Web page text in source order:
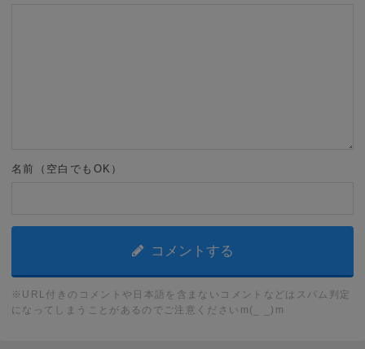
名前（空白でもOK）
※URL付きのコメントや日本語を含まないコメントなどはスパム判定
になってしまうことがあるのでご注意くださいm(_ _)m